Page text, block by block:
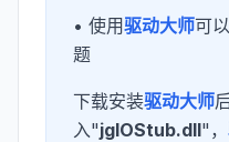
• 使用驱动大师可
题
下载安装驱动大师
入"jgIOStub.dll"，